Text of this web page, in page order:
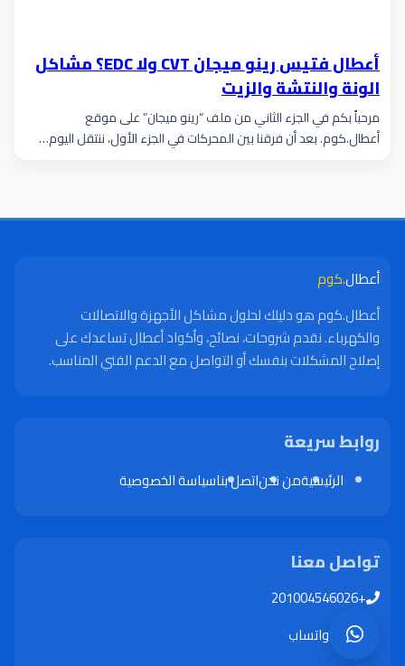
أعطال فتيس رينو ميجان CVT ولا EDC؟ مشاكل
الونة والنتشة والزيت
مرحباً بكم في الجزء الثاني من ملف “رينو ميجان” على موقع
أعطال.كوم. بعد أن فرقنا بين المحركات في الجزء الأول، ننتقل اليوم…
أعطال.كوم
أعطال.كوم هو دليلك لحلول مشاكل الأجهزة والاتصالات
والكهرباء. نقدم شروحات، نصائح، وأكواد أعطال تساعدك على
إصلاح المشكلات بنفسك أو التواصل مع الدعم الفني المناسب.
روابط سريعة
الرئيسيةمن نحناتصل بناسياسة الخصوصية
تواصل معنا
+201004546026
واتساب